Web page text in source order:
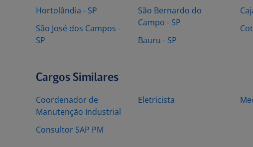
Hortolândia - SP
São José dos Campos -
SP
São Bernardo do
Campo - SP
Bauru - SP
Cargos Similares
Coordenador de
Manutenção Industrial
Consultor SAP PM
Eletricista